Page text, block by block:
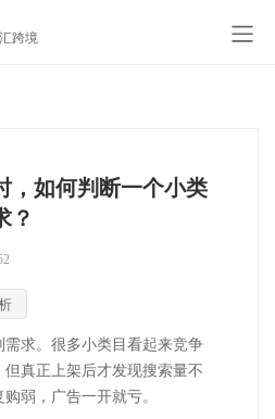
跨境
，如何判断一个小类
？
求。很多小类目看起来竞争
真正上架后才发现搜索量不
弱，广告一开就亏。